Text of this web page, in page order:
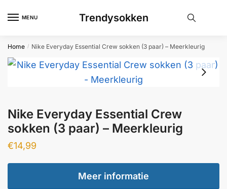
MENU Trendysokken
Home / Nike Everyday Essential Crew sokken (3 paar) – Meerkleurig
Nike Everyday Essential Crew
sokken (3 paar) – Meerkleurig
€14,99
Meer informatie